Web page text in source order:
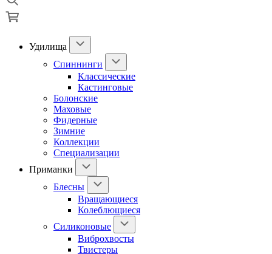
Удилища
Спиннинги
Классические
Кастинговые
Болонские
Маховые
Фидерные
Зимние
Коллекции
Специализации
Приманки
Блесны
Вращающиеся
Колеблющиеся
Силиконовые
Виброхвосты
Твистеры